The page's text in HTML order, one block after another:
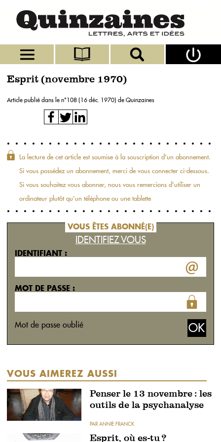
Esprit (novembre 1970)
Article publié dans le n°108 (16 déc. 1970) de Quinzaines
La lecture de cet article est soumise à la souscription d'un abonnement.
Si vous possédez un abonnement, merci de vous connecter ci-dessous.
Si vous souhaitez vous abonner, nous vous remercions d'utiliser un
ordinateur plutôt qu'un téléphone ou une tablette
VOUS ÊTES ABONNÉ(E)
IDENTIFIEZ VOUS
IDENTIFIANT :
MOT DE PASSE :
Mot de passe oublié
VOUS AIMEREZ AUSSI
Penser le 13 novembre : les
outils de la psychanalyse
PAR ANNIE FRANCK
Esprit, où es-tu ?